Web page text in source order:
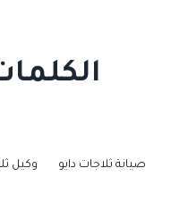
صيانة ثلاجات دايو وكيل